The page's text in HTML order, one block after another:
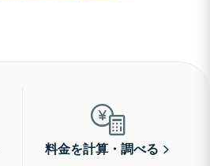
料金を計算・調べる